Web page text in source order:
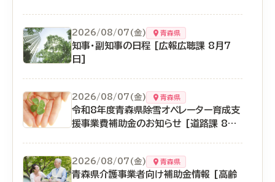
2026/08/07(金) 青森県
知事・副知事の日程 [広報広聴課 8月7
日]
2026/08/07(金) 青森県
令和8年度青森県除雪オペレーター育成支
援事業費補助金のお知らせ [道路課 8月
2026/08/07(金) 青森県
青森県介護事業者向け補助金情報 [高齢